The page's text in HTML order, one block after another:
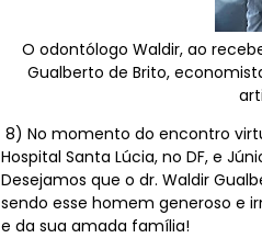
O odontólogo Waldir, ao
Gualberto de Brito,
8) No momento do encontro
Hospital Santa Lúcia, no DF, e
Desejamos que o dr. Waldir
sendo esse homem generoso e
e da sua amada família!